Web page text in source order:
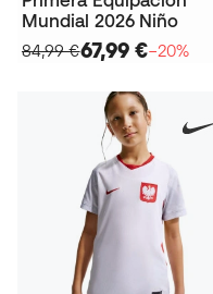
Mundial 2026 Niño
84,99 €67,99 €−20%